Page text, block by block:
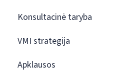
Konsultacinė taryba
VMI strategija
Apklausos